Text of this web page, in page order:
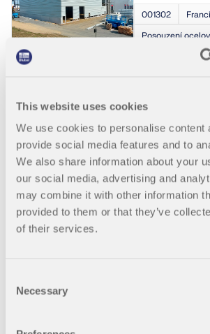
This website uses cookies
We use cookies to personalise content
provide social media features and to
We also share information about your
our social media, advertising and
may combine it with other information
provided to them or that they’ve
of their services.
Selection
Necessary
001302
Posouzení
Rozšíření
Tento projekt
Millet, přední
působící v
průmyslové
je součástí
nazvaná